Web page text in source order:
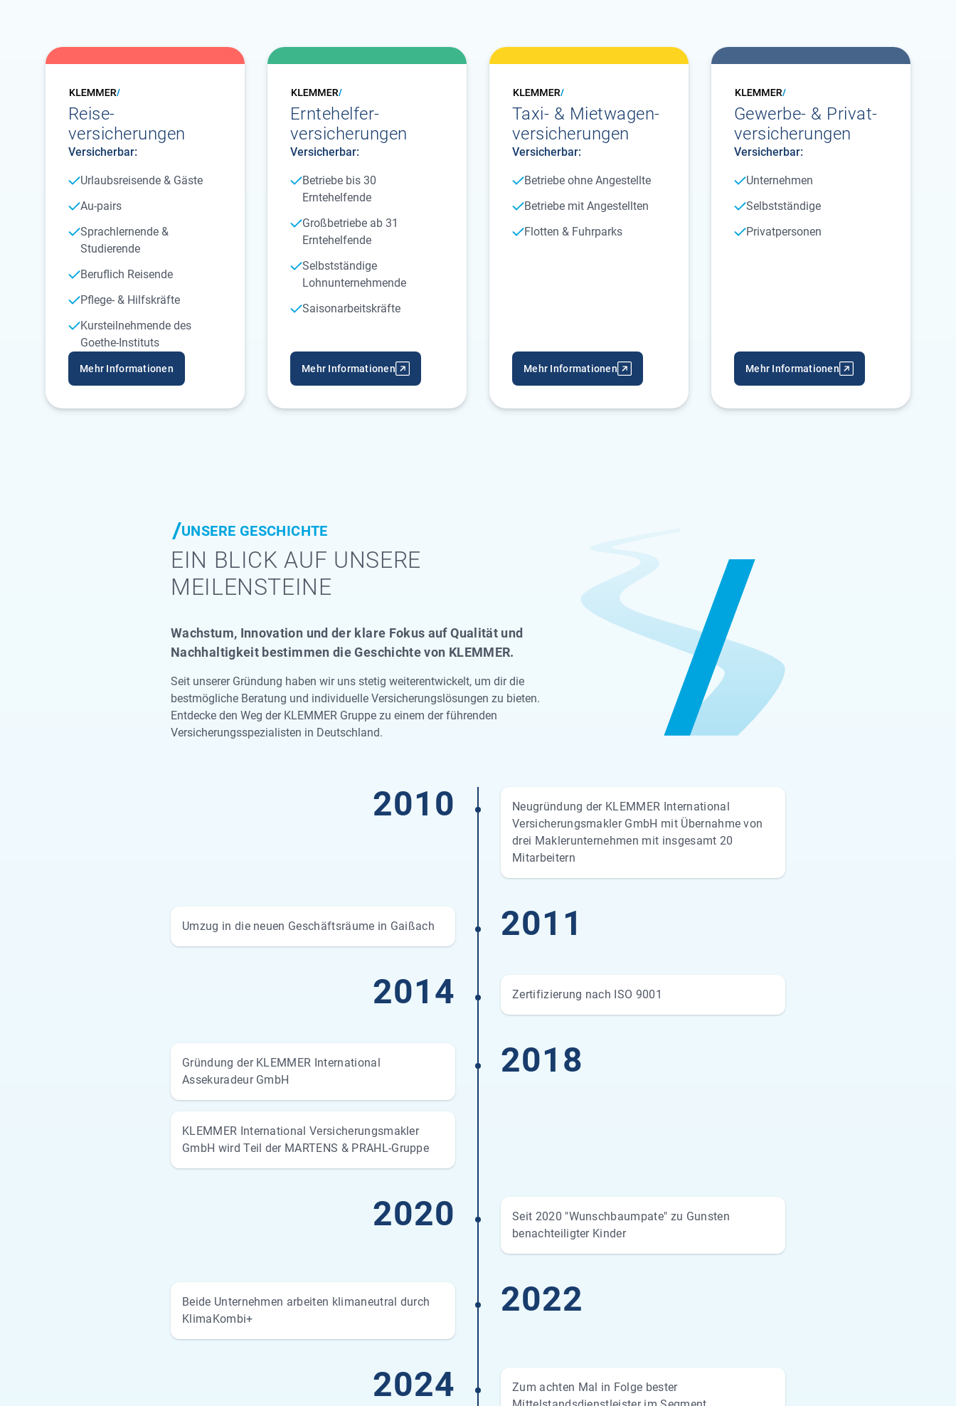
Reise­
versicherungen
Versicherbar:
Urlaubsreisende & Gäste
Au-pairs
Sprachlernende &
Studierende
Beruflich Reisende
Pflege- & Hilfskräfte
Kursteilnehmende des
Goethe-Instituts
Mehr Informationen
Erntehelfer­
versicherungen
Versicherbar:
Betriebe bis 30
Erntehelfende
Großbetriebe ab 31
Erntehelfende
Selbstständige
Lohnunternehmende
Saisonarbeitskräfte
Mehr Informationen
Taxi- & Mietwagen­
versicherungen
Versicherbar:
Betriebe ohne Angestellte
Betriebe mit Angestellten
Flotten & Fuhrparks
Mehr Informationen
Gewerbe- & Privat­
versicherungen
Versicherbar:
Unternehmen
Selbstständige
Privatpersonen
Mehr Informationen
UNSERE GESCHICHTE
EIN BLICK AUF UNSERE
MEILENSTEINE
Wachstum, Innovation und der klare Fokus auf Qualität und
Nachhaltigkeit bestimmen die Geschichte von KLEMMER.
Seit unserer Gründung haben wir uns stetig weiterentwickelt, um dir die
bestmögliche Beratung und individuelle Versicherungslösungen zu bieten.
Entdecke den Weg der KLEMMER Gruppe zu einem der führenden
Versicherungsspezialisten in Deutschland.
2010
Neugründung der KLEMMER International
Versicherungsmakler GmbH mit Übernahme von
drei Maklerunternehmen mit insgesamt 20
Mitarbeitern
2011
Umzug in die neuen Geschäftsräume in Gaißach
2014 Zertifizierung nach ISO 9001
2018
Gründung der KLEMMER International
Assekuradeur GmbH
KLEMMER International Versicherungsmakler
GmbH wird Teil der MARTENS & PRAHL-Gruppe
2020
Seit 2020 "Wunschbaumpate" zu Gunsten
benachteiligter Kinder
2022
Beide Unternehmen arbeiten klimaneutral durch
KlimaKombi+
2024
Zum achten Mal in Folge bester